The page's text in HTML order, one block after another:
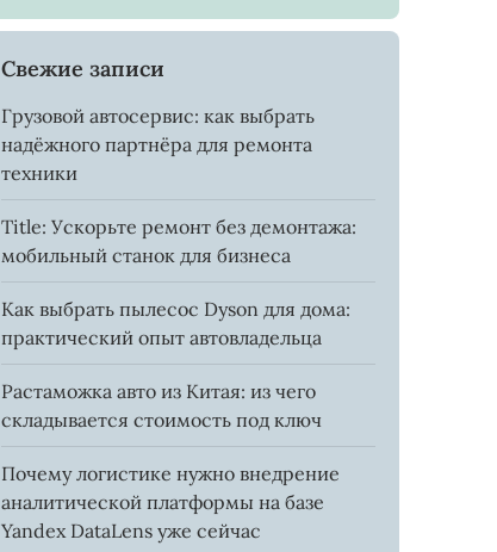
Свежие записи
Грузовой автосервис: как выбрать
надёжного партнёра для ремонта
техники
Title: Ускорьте ремонт без демонтажа:
мобильный станок для бизнеса
Как выбрать пылесос Dyson для дома:
практический опыт автовладельца
Растаможка авто из Китая: из чего
складывается стоимость под ключ
Почему логистике нужно внедрение
аналитической платформы на базе
Yandex DataLens уже сейчас